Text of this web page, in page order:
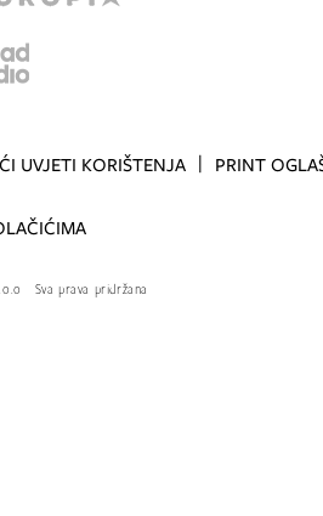
UVJETI KORIŠTENJA PRINT
Sva prava pridržana